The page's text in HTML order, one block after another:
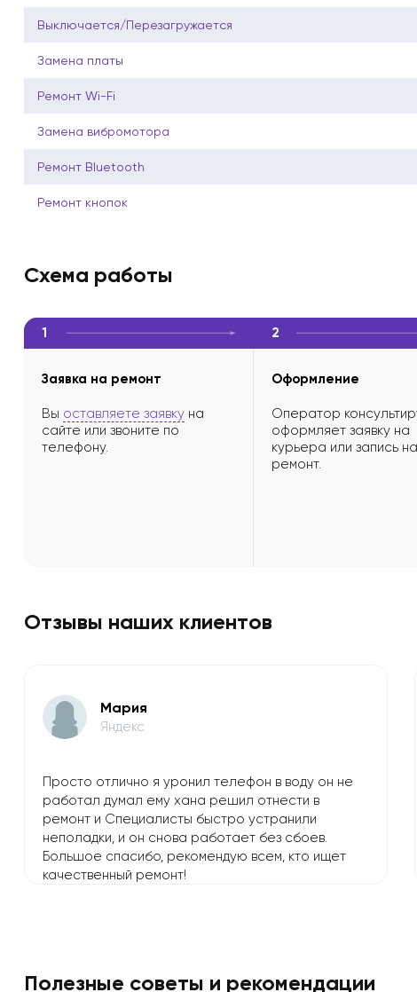
Выключается/Перезагружается
Замена платы
Ремонт Wi-Fi
Замена вибромотора
Ремонт Bluetooth
Ремонт кнопок
Схема работы
1
Заявка на ремонт
Вы оставляете заявку на
сайте или звоните по
телефону.
2
Оформление
Оператор
оформляет заявку на
курьера или запись на
ремонт.
Отзывы наших клиентов
Мария
Яндекс
Просто отлично я уронил телефон в воду он не
работал думал ему хана решил отнести в
ремонт и Специалисты быстро устранили
неполадки, и он снова работает без сбоев.
Большое спасибо, рекомендую всем, кто ищет
качественный ремонт!
Полезные советы и рекомендации